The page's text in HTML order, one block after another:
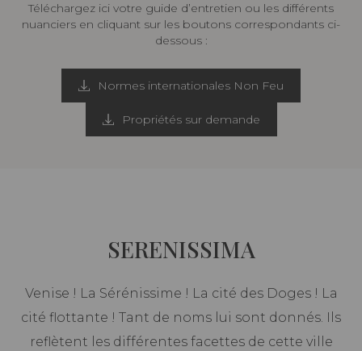
Téléchargez ici votre guide d’entretien ou les différents
nuanciers en cliquant sur les boutons correspondants ci-
dessous :
Normes internationales Non Feu
Propriétés sur demande
SERENISSIMA
Venise ! La Sérénissime ! La cité des Doges ! La
cité flottante ! Tant de noms lui sont donnés. Ils
reflètent les différentes facettes de cette ville